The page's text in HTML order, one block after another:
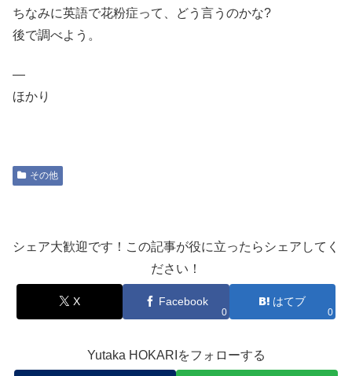
ちなみに英語で花粉症って、どう言うのかな?
後で調べよう。
—
ほかり
その他
シェア大歓迎です！この記事が役に立ったらシェアしてく
ださい！
X Facebook
0
はてブ
0
Yutaka HOKARIをフォローする